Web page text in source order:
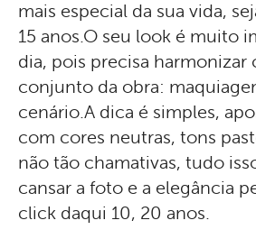
mais especial da sua vida,
15 anos.O seu look é muito
dia, pois precisa
conjunto da obra:
cenário.A dica é simples,
com cores neutras, tons
não tão chamativas, tudo
cansar a foto e a elegância
click daqui 10, 20 anos.